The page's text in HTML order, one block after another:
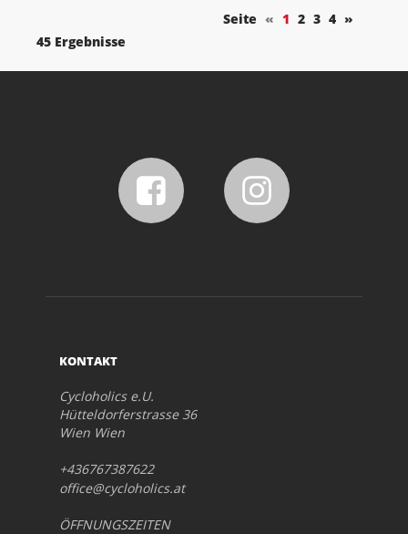
Seite « 1 2 3 4 »
45 Ergebnisse
KONTAKT
Cycloholics e.U.
Hütteldorferstrasse 36
Wien Wien
+436767387622
office@cycloholics.at
ÖFFNUNGSZEITEN